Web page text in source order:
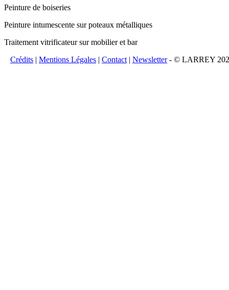
Peinture de boiseries
Peinture intumescente sur poteaux métalliques
Traitement vitrificateur sur mobilier et bar
Crédits | Mentions Légales | Contact | Newsletter- © LARREY